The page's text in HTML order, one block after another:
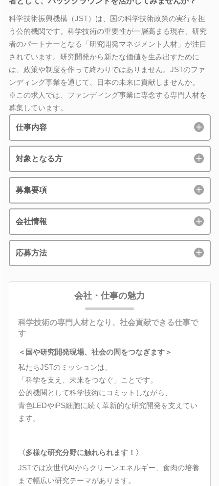
科学技術振興機構（JST）は、国の科学技術政策の実行を担
う公的機関です。科学技術の重要性が一層高まる現在、研究
者のパートナーとなる「研究開発マネジメント人材」が注目
されています。研究開発から新たな価値を生み出すために
は、政策や制度を作って終わりではありません。JSTのファ
ンディング事業を通じて、日本の未来に貢献しませんか。
※この求人では、ファンディング事業に専念する専門人材を
募集しています。
仕事内容
対象となる方
募集要項
会社情報
応募方法
会社・仕事の魅力
科学技術の専門人材となり、社会貢献できる仕事で
す
＜国や研究開発現場、社会の間をつなぎます＞
私たちJSTのミッションは、
「科学を支え、未来をつなぐ」ことです。
公的機関として科学技術にコミットしながら、
青色LEDやiPS細胞に続く革新的な研究開発を支えてい
ます。
〈多様な研究分野に触れられます！〉
JSTでは次世代AIからクリーンエネルギー、食肉の培養
まで幅広い研究テーマがあります。